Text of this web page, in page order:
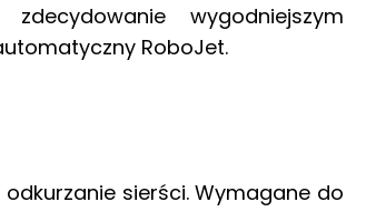
wygodniejszym
RoboJet.
sierści. Wymagane do